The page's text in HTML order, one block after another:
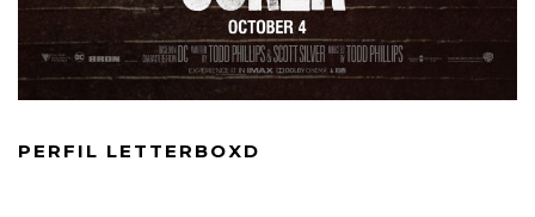
PERFIL LETTERBOXD